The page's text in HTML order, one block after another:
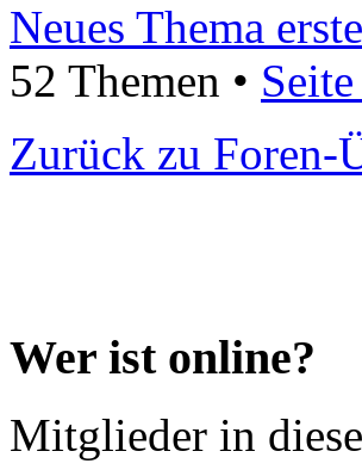
Neues Thema
52 Themen • Seite
Zurück zu Foren-
Wer ist online?
Mitglieder in